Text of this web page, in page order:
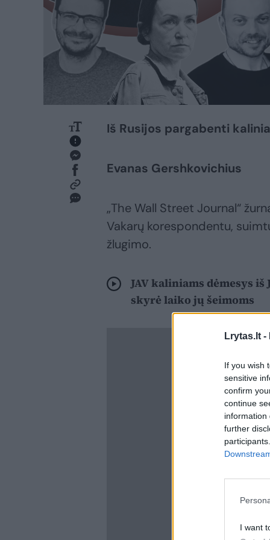
Lrytas.lt -
If you wish
sensitive
confirm
continue
information
further
I want
Iš Rusijos pargabenti
Evanas Gershkovichius
„The Wall Street Journal“
Vakarų korespondentu,
žlugimo.
JAV kaliniams dėmesys
skyrė laiko jų šeimoms